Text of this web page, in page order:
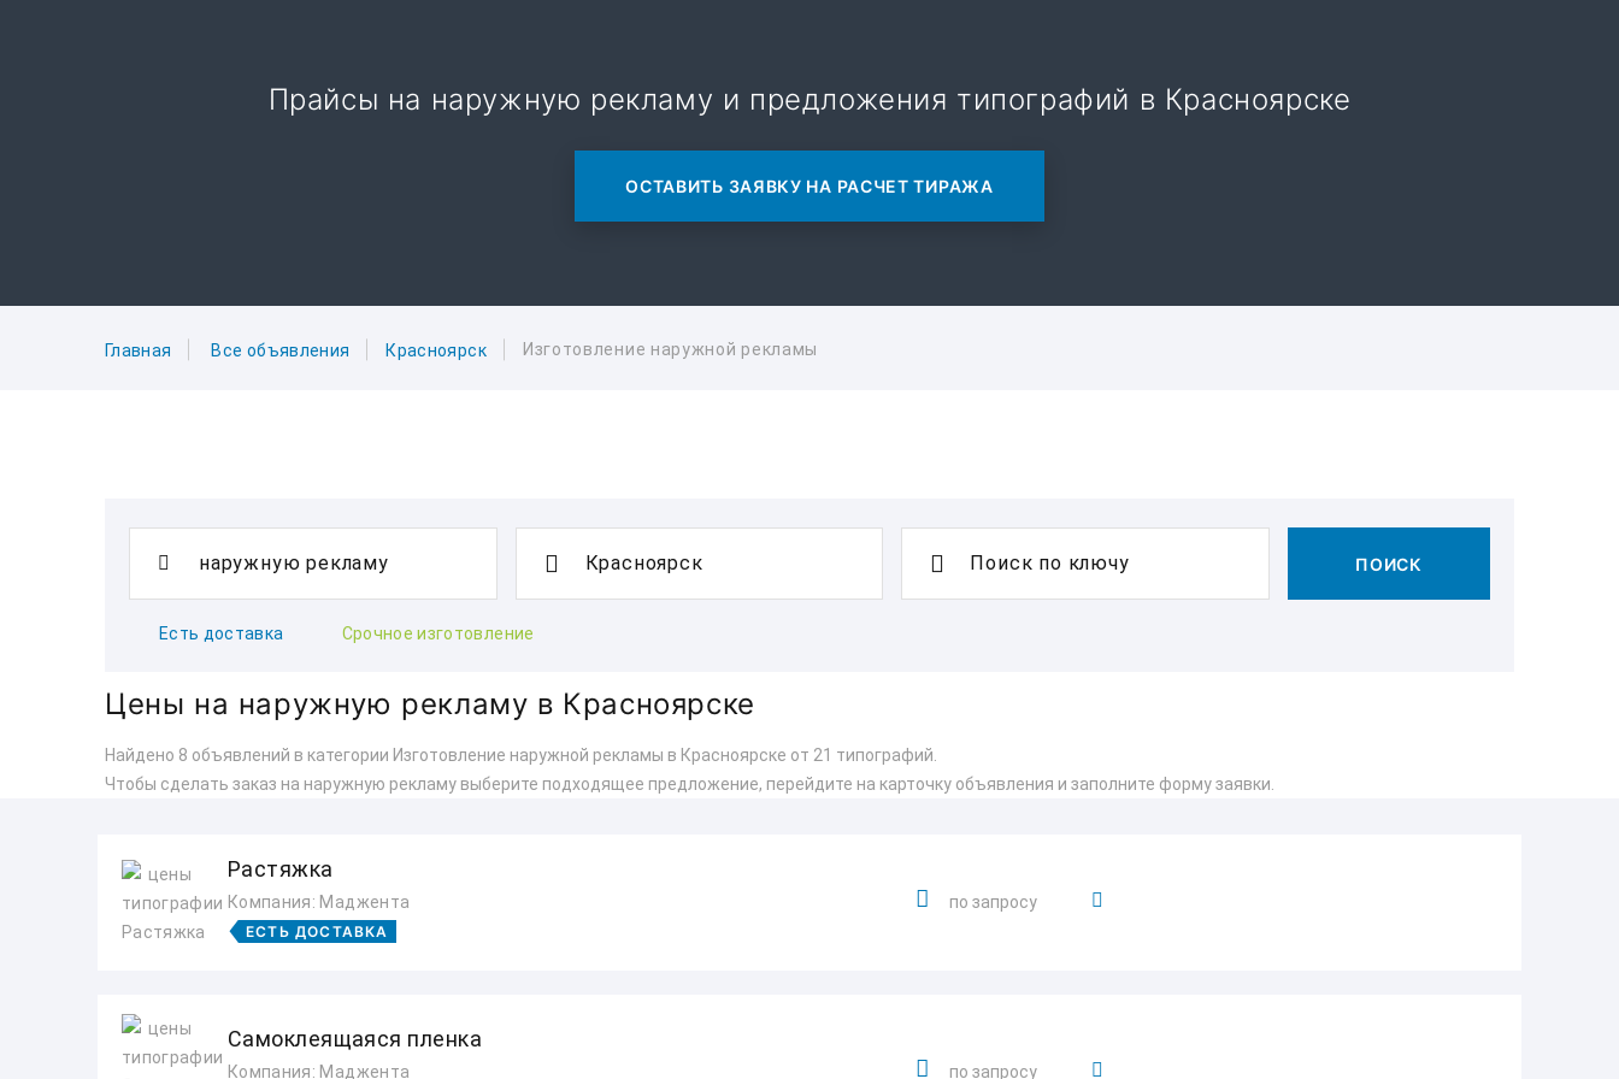
Прайсы на наружную рекламу и предложения типографий в Красноярске
ОСТАВИТЬ ЗАЯВКУ НА РАСЧЕТ ТИРАЖА
Главная Все объявления Красноярск Изготовление наружной рекламы
Поиск по ключу ПОИСК
Есть доставка Срочное изготовление
Цены на наружную рекламу в Красноярске
Найдено 8 объявлений в категории Изготовление наружной рекламы в Красноярске от 21 типографий.
Чтобы сделать заказ на наружную рекламу выберите подходящее предложение, перейдите на карточку объявления и заполните форму заявки.
Растяжка
Компания: Маджента
ЕСТЬ ДОСТАВКА
по запросу
Самоклеящаяся пленка
Компания: Маджента по запросу